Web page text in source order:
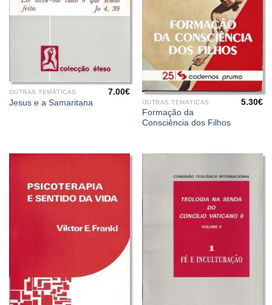
OUTRAS TEMÁTICAS
Jesus e a Samaritana
7.00€
OUTRAS TEMÁTICAS
Formação da
Consciência dos Filhos
5.30€